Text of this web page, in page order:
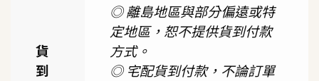
貨
到
◎ 離島地區與部分偏遠或特
定地區，恕不提供貨到付款
方式。
◎ 宅配貨到付款，不論訂單